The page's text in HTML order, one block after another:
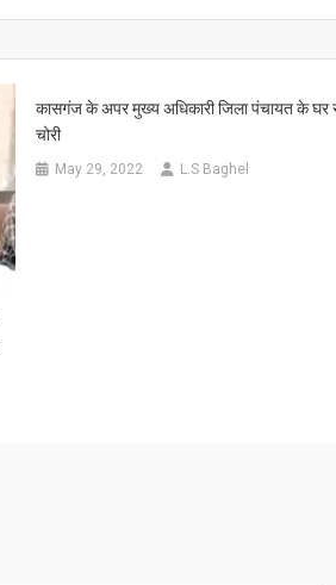
कासगंज के अपर मुख्य अधिकारी जिला पंचायत के घर
चोरी
May 29, 2022 L.S Baghel